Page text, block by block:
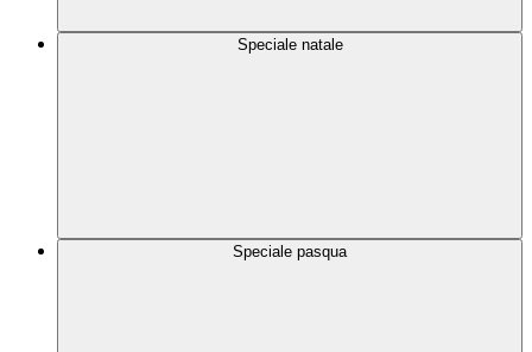
Speciale natale
Speciale pasqua